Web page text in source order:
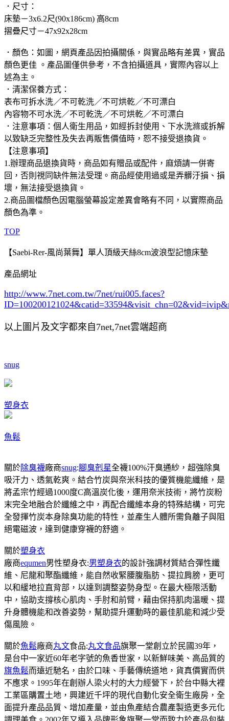
．尺寸：
床墊－3x6.2尺(90x186cm) 高8cm
摺疊尺寸－47x92x28cm
．顏色：如圖，網頁產品因拍攝關係，與實品略有差異，實品
顏色更佳 。產品圖僅供參考，不含拍攝道具，實際內容以上
述為主。
．清潔保養方式：
表布可拆水洗／不可乾洗／不可烘乾／不可漂白
內容物不可水洗／不可乾洗／不可烘乾／不可漂白
．注意事項：個人衛生用品，如經拆封使用、下水洗滌或拆解
以致缺乏完整性及失去再販售價值時，恕不接受退換貨。
【注意事項】
1.辦理商品退換貨時，商品如有贈品或配件，麻煩請一併寄
回，否則視同缺件無法受理。商品經使用過或是弄髒汙損、損
壞，無法接受退換貨。
2.商品圖檔顏色因電腦螢幕設定差異會略有不同，以實際商品
顏色為準。
TOP
【Saebi-Rer-風尚葉舞】單人頂級天絲8cm波浪型記憶床墊
產品網址
http://www.7net.com.tw/7net/rui005.faces?
ID=100200121024&catid=33594
以上圖片及文字都來自7net,7net雲端超商
snug
塑身衣
魚鬆
關於除臭襪廠商snug:腳臭剋星全襪100%汗臭通紗，超強除臭
吸汗力、透氣乾爽。結合竹炭與奈米科技的優質機能纖維，是
將孟宗竹經過1000度C高溫炭化後，運用奈米技術，將竹炭粉
末完全地融合於纖維之中，再配合纖維本身的特殊結構，可完
全發揮竹炭本身除臭功能的特性，並產生人體所需負離子與阻
絕電磁波，達到健康穿襪的舒適。
關於塑身衣
廠商equmen男性塑身衣:男塑身衣的設計強調材質結合彈性纖
維、尼龍和聚酯纖維，能自然收緊腰腹脂肪、提拉肩膀，更可
以和緩地拉直背部，以達到調整姿勢身型。在最大極限活動
中，協助支撐核心肌肉、手肘和前臂，藉由保持肌肉溫暖、提
升身體機能和改善姿勢，幫助提升運動時的最佳肌能和減少受
傷風險。
關於魚鬆廠商丸文食品:丸文食品旗聚一堂創立於民國39年，
是台中一家近60年老字號的魚香世家，以新鮮味美、高品質的
旗魚鬆而遠近馳名，由於口味、手藝傳統道地，貨真價實而供
不應求。1995年在創辦人梁火村的大力經營下，於台中縣大裡
工業區購置土地，興建近千坪的現代自動化安全衛生廠房，全
面提升產品品質、增加產量，並由魚產結合農產製造更多元化